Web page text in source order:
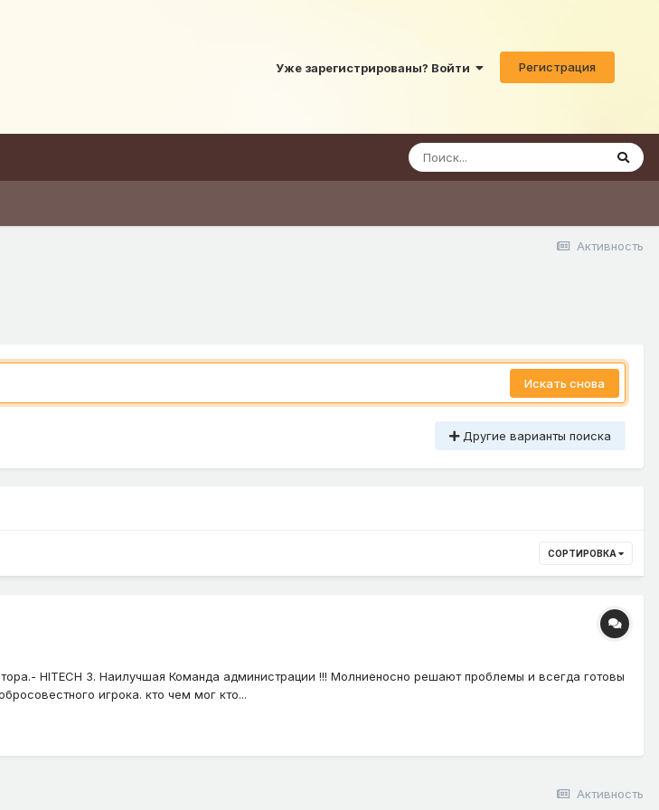
Уже зарегистрированы? Войти Регистрация
Активность
Искать снова
Другие варианты поиска
СОРТИРОВКА
HITECH 3. Наилучшая Команда администрации !!! Молниеносно решают проблемы и всегда готовы
игрока. кто чем мог кто...
Активность